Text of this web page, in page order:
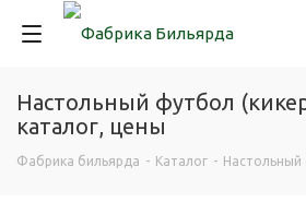
Настольный футбол
каталог, цены
Фабрика бильярда - Каталог - Настольный